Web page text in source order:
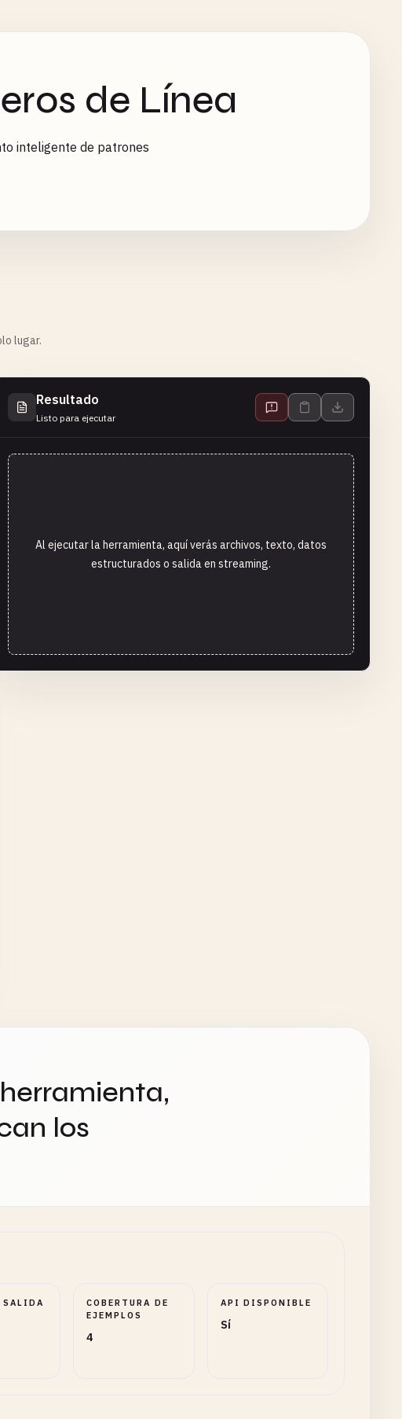
de Línea
inteligente de patrones
lugar.
Resultado
Listo para ejecutar
Al ejecutar la herramienta, aquí verás archivos, texto, datos
estructurados o salida en streaming.
los
COBERTURA DE
EJEMPLOS
4
API DISPONIBLE
Sí